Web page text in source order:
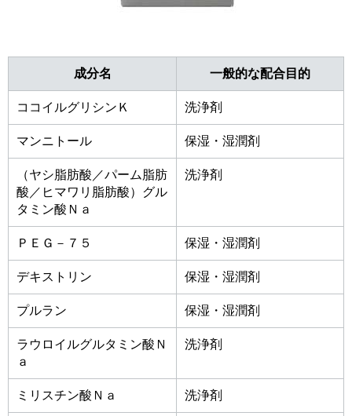
成分名 一般的な配合目的
ココイルグリシンＫ 洗浄剤
マンニトール 保湿・湿潤剤
（ヤシ脂肪酸／パーム脂肪
酸／ヒマワリ脂肪酸）グル
タミン酸Ｎａ
洗浄剤
ＰＥＧ－７５ 保湿・湿潤剤
デキストリン 保湿・湿潤剤
プルラン 保湿・湿潤剤
ラウロイルグルタミン酸Ｎ
ａ
洗浄剤
ミリスチン酸Ｎａ 洗浄剤